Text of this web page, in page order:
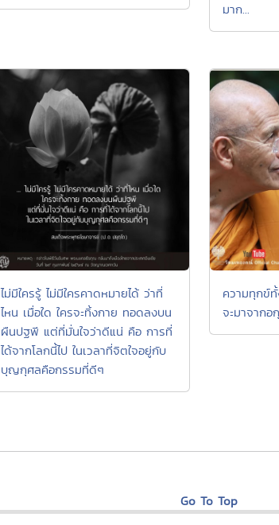
มาก...
ไม่มีใครรู้ ไม่มีใครคาดหมายได้ ว่าที่
ไหน เมื่อใด ใครจะทิ้งกาย ทอดลงบน
ผืนปฐพี แต่ที่มั่นใจว่าดีแน่ คือ การที่
ได้จากโลกนี้ไป ในเวลาที่จิตใจอยู่กับ
บุญกุศลคือกรรมที่ดีๆ
ความทุกข์ทั้
จะมาจาก
Go To Top